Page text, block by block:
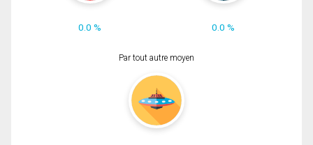
0.0 % 0.0 %
Par tout autre moyen